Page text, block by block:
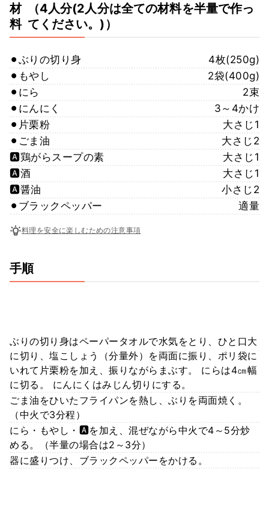
材
料
（4人分(2人分は全ての材料を半量で作っ
てください。)）
⚫︎ぶりの切り身
4枚(250g)
⚫︎もやし
2袋(400g)
⚫︎にら
2束
⚫︎にんにく
3～4かけ
⚫︎片栗粉
大さじ1
⚫︎ごま油
大さじ2
🅰️鶏がらスープの素
大さじ1
🅰️酒
大さじ1
🅰️醤油
小さじ2
⚫︎ブラックペッパー
適量
料理を安全に楽しむための注意事項
手順
ぶりの切り身はペーパータオルで水気をとり、ひと口大
に切り、塩こしょう（分量外）を両面に振り、ポリ袋に
いれて片栗粉を加え、振りながらまぶす。 にらは4㎝幅
に切る。 にんにくはみじん切りにする。
ごま油をひいたフライパンを熱し、ぶりを両面焼く。
（中火で3分程）
にら・もやし・🅰️を加え、混ぜながら中火で4～5分炒
める。（半量の場合は2～3分）
器に盛りつけ、ブラックペッパーをかける。